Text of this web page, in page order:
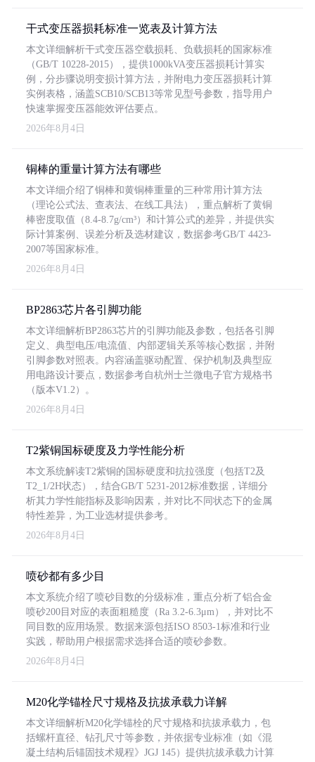
干式变压器损耗标准一览表及计算方法
本文详细解析干式变压器空载损耗、负载损耗的国家标准
（GB/T 10228-2015），提供1000kVA变压器损耗计算实
例，分步骤说明变损计算方法，并附电力变压器损耗计算
实例表格，涵盖SCB10/SCB13等常见型号参数，指导用户
快速掌握变压器能效评估要点。
2026年8月4日
铜棒的重量计算方法有哪些
本文详细介绍了铜棒和黄铜棒重量的三种常用计算方法
（理论公式法、查表法、在线工具法），重点解析了黄铜
棒密度取值（8.4-8.7g/cm³）和计算公式的差异，并提供实
际计算案例、误差分析及选材建议，数据参考GB/T 4423-
2007等国家标准。
2026年8月4日
BP2863芯片各引脚功能
本文详细解析BP2863芯片的引脚功能及参数，包括各引脚
定义、典型电压/电流值、内部逻辑关系等核心数据，并附
引脚参数对照表。内容涵盖驱动配置、保护机制及典型应
用电路设计要点，数据参考自杭州士兰微电子官方规格书
（版本V1.2）。
2026年8月4日
T2紫铜国标硬度及力学性能分析
本文系统解读T2紫铜的国标硬度和抗拉强度（包括T2及
T2_1/2H状态），结合GB/T 5231-2012标准数据，详细分
析其力学性能指标及影响因素，并对比不同状态下的金属
特性差异，为工业选材提供参考。
2026年8月4日
喷砂都有多少目
本文系统介绍了喷砂目数的分级标准，重点分析了铝合金
喷砂200目对应的表面粗糙度（Ra 3.2-6.3μm），并对比不
同目数的应用场景。数据来源包括ISO 8503-1标准和行业
实践，帮助用户根据需求选择合适的喷砂参数。
2026年8月4日
M20化学锚栓尺寸规格及抗拔承载力详解
本文详细解析M20化学锚栓的尺寸规格和抗拔承载力，包
括螺杆直径、钻孔尺寸等参数，并依据专业标准（如《混
凝土结构后锚固技术规程》JGJ 145）提供抗拔承载力计算